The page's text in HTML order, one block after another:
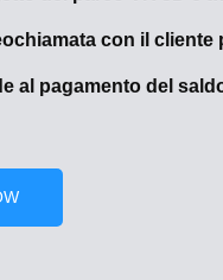
con il
al pagamento del